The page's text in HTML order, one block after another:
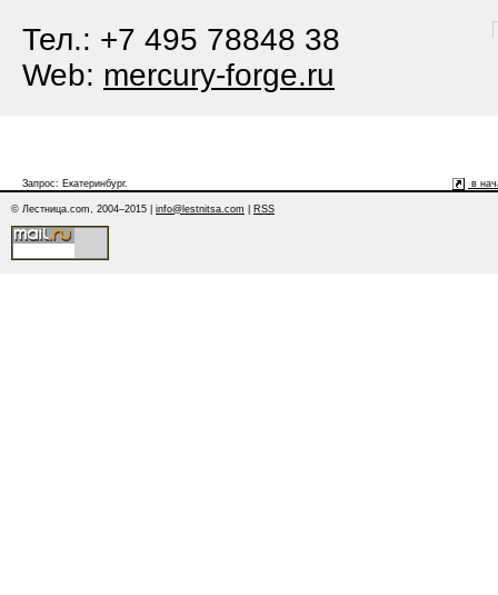
Тел.: +7 495 78848 38
Web: mercury-forge.ru
Запрос: Екатеринбург. в
© Лестница.com, 2004–2015 | info@lestnitsa.com RSS